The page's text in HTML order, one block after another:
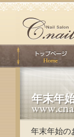
年末年
年末年始